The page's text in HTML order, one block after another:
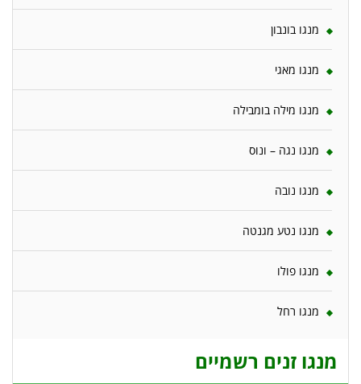
מנגו בונבון
מנגו מאגי
מנגו מילה בומבילה
מנגו נגה – ונוס
מנגו נובה
מנגו נטע מגנטה
מנגו פולו
מנגו רחל
מנגו זנים רשמיים